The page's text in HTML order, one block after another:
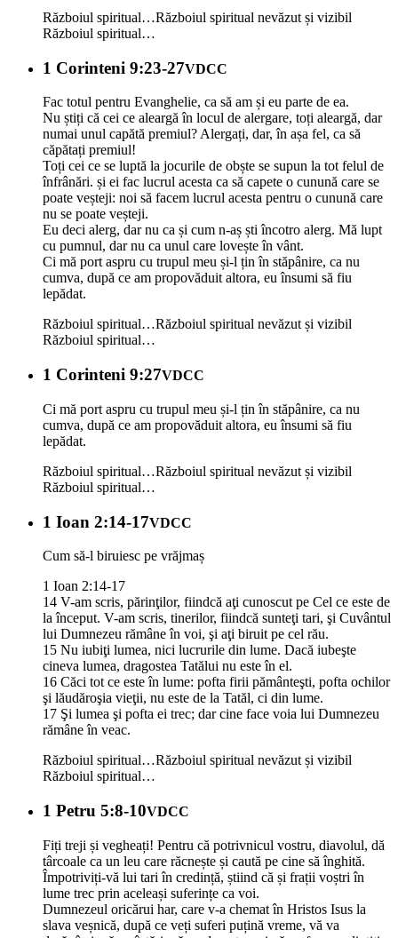
Războiul spiritual…Războiul spiritual nevăzut și vizibil
Războiul spiritual…
1 Corinteni 9:23-27VDCC
Fac totul pentru Evanghelie, ca să am și eu parte de ea.
Nu știți că cei ce aleargă în locul de alergare, toți aleargă, dar
numai unul capătă premiul? Alergați, dar, în așa fel, ca să
căpătați premiul!
Toți cei ce se luptă la jocurile de obște se supun la tot felul de
înfrânări. și ei fac lucrul acesta ca să capete o cunună care se
poate veșteji: noi să facem lucrul acesta pentru o cunună care
nu se poate veșteji.
Eu deci alerg, dar nu ca și cum n-aș ști încotro alerg. Mă lupt
cu pumnul, dar nu ca unul care lovește în vânt.
Ci mă port aspru cu trupul meu și-l țin în stăpânire, ca nu
cumva, după ce am propovăduit altora, eu însumi să fiu
lepădat.
Războiul spiritual…Războiul spiritual nevăzut și vizibil
Războiul spiritual…
1 Corinteni 9:27VDCC
Ci mă port aspru cu trupul meu și-l țin în stăpânire, ca nu
cumva, după ce am propovăduit altora, eu însumi să fiu
lepădat.
Războiul spiritual…Războiul spiritual nevăzut și vizibil
Războiul spiritual…
1 Ioan 2:14-17VDCC
Cum să-l biruiesc pe vrăjmaș
1 Ioan 2:14-17
14 V-am scris, părinţilor, fiindcă aţi cunoscut pe Cel ce este de
la început. V-am scris, tinerilor, fiindcă sunteţi tari, şi Cuvântul
lui Dumnezeu rămâne în voi, şi aţi biruit pe cel rău.
15 Nu iubiţi lumea, nici lucrurile din lume. Dacă iubeşte
cineva lumea, dragostea Tatălui nu este în el.
16 Căci tot ce este în lume: pofta firii pământeşti, pofta ochilor
şi lăudăroşia vieţii, nu este de la Tatăl, ci din lume.
17 Şi lumea şi pofta ei trec; dar cine face voia lui Dumnezeu
rămâne în veac.
Războiul spiritual…Războiul spiritual nevăzut și vizibil
Războiul spiritual…
1 Petru 5:8-10VDCC
Fiți treji și vegheați! Pentru că potrivnicul vostru, diavolul, dă
târcoale ca un leu care răcnește și caută pe cine să înghită.
Împotriviți-vă lui tari în credință, știind că și frații voștri în
lume trec prin aceleași suferințe ca voi.
Dumnezeul oricărui har, care v-a chemat în Hristos Isus la
slava veșnică, după ce veți suferi puțină vreme, vă va